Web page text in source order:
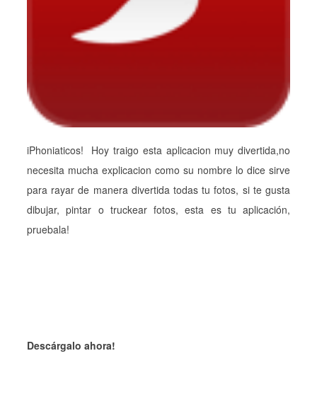
iPhoniaticos! Hoy traigo esta aplicacion muy divertida,no
necesita mucha explicacion como su nombre lo dice sirve
para rayar de manera divertida todas tu fotos, si te gusta
dibujar, pintar o truckear fotos, esta es tu aplicación,
pruebala!
Descárgalo ahora!